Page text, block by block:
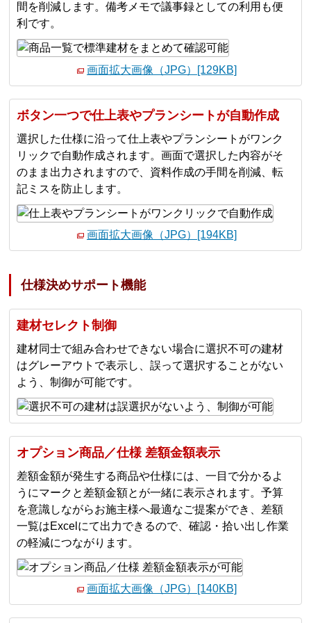
間を削減します。備考メモで議事録としての利⽤も便
利です。
画面拡大画像（JPG）[129KB]
ボタン一つで仕上表やプランシートが自動作成
選択した仕様に沿って仕上表やプランシートがワンク
リックで⾃動作成されます。画⾯で選択した内容がそ
のまま出⼒されますので、資料作成の⼿間を削減、転
記ミスを防⽌します。
画面拡大画像（JPG）[194KB]
仕様決めサポート機能
建材セレクト制御
建材同⼠で組み合わせできない場合に選択不可の建材
はグレーアウトで表⽰し、誤って選択することがない
よう、制御が可能です。
オプション商品／仕様 差額⾦額表⽰
差額⾦額が発⽣する商品や仕様には、⼀⽬で分かるよ
うにマークと差額金額とが⼀緒に表⽰されます。予算
を意識しながらお施主様へ最適なご提案ができ、差額
⼀覧はExcelにて出⼒できるので、確認・拾い出し作業
の軽減につながります。
画面拡大画像（JPG）[140KB]